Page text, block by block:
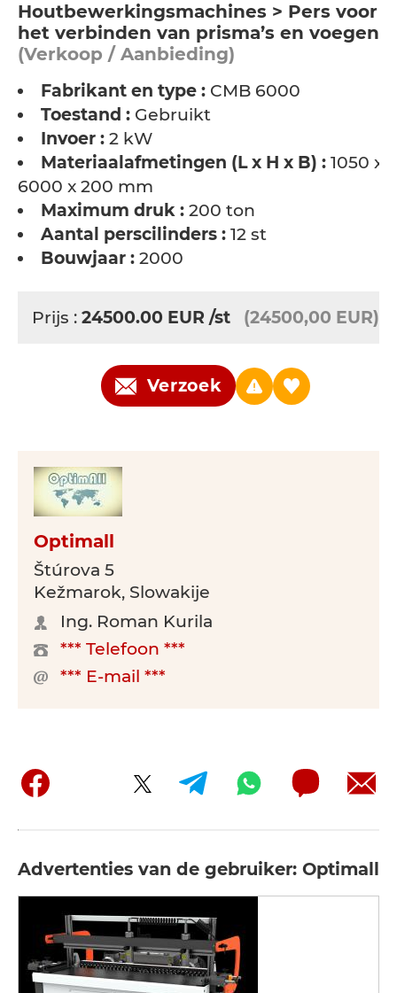
Houtbewerkingsmachines > Pers voor
het verbinden van prisma’s en voegen
(Verkoop / Aanbieding)
Fabrikant en type : CMB 6000
Toestand : Gebruikt
Invoer : 2 kW
Materiaalafmetingen (L x H x B) : 1050 x
6000 x 200 mm
Maximum druk : 200 ton
Aantal perscilinders : 12 st
Bouwjaar : 2000
Prijs : 24500.00 EUR /st (24500,00 EUR)
Verzoek
Optimall
Štúrova 5
Kežmarok, Slowakije
Ing. Roman Kurila
*** Telefoon ***
*** E-mail ***
Advertenties van de gebruiker: Optimall